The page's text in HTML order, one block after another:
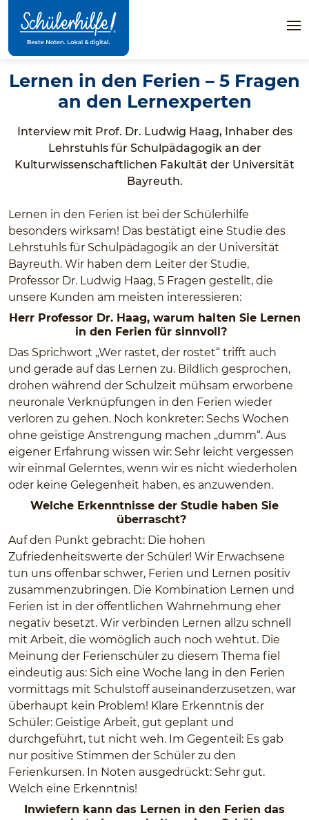
Hauptinhalt
Lernen in den Ferien – 5 Fragen
an den Lernexperten
Interview mit Prof. Dr. Ludwig Haag, Inhaber des
Lehrstuhls für Schulpädagogik an der
Kulturwissenschaftlichen Fakultät der Universität
Bayreuth.
Lernen in den Ferien ist bei der Schülerhilfe
besonders wirksam! Das bestätigt eine Studie des
Lehrstuhls für Schulpädagogik an der Universität
Bayreuth. Wir haben dem Leiter der Studie,
Professor Dr. Ludwig Haag, 5 Fragen gestellt, die
unsere Kunden am meisten interessieren:
Herr Professor Dr. Haag, warum halten Sie Lernen
in den Ferien für sinnvoll?
Das Sprichwort „Wer rastet, der rostet“ trifft auch
und gerade auf das Lernen zu. Bildlich gesprochen,
drohen während der Schulzeit mühsam erworbene
neuronale Verknüpfungen in den Ferien wieder
verloren zu gehen. Noch konkreter: Sechs Wochen
ohne geistige Anstrengung machen „dumm“. Aus
eigener Erfahrung wissen wir: Sehr leicht vergessen
wir einmal Gelerntes, wenn wir es nicht wiederholen
oder keine Gelegenheit haben, es anzuwenden.
Welche Erkenntnisse der Studie haben Sie
überrascht?
Auf den Punkt gebracht: Die hohen
Zufriedenheitswerte der Schüler! Wir Erwachsene
tun uns offenbar schwer, Ferien und Lernen positiv
zusammenzubringen. Die Kombination Lernen und
Ferien ist in der öffentlichen Wahrnehmung eher
negativ besetzt. Wir verbinden Lernen allzu schnell
mit Arbeit, die womöglich auch noch wehtut. Die
Meinung der Ferienschüler zu diesem Thema fiel
eindeutig aus: Sich eine Woche lang in den Ferien
vormittags mit Schulstoff auseinanderzusetzen, war
überhaupt kein Problem! Klare Erkenntnis der
Schüler: Geistige Arbeit, gut geplant und
durchgeführt, tut nicht weh. Im Gegenteil: Es gab
nur positive Stimmen der Schüler zu den
Ferienkursen. In Noten ausgedrückt: Sehr gut.
Welch eine Erkenntnis!
Inwiefern kann das Lernen in den Ferien das